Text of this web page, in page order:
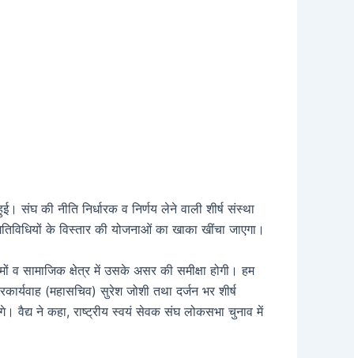
की नीति निर्धारक व निर्णय लेने वाली शीर्ष संस्था
के विस्तार की योजनाओं का खाका खींचा जाएगा।
व सामाजिक क्षेत्र में उसके असर की समीक्षा होगी। हम
(महासचिव) सुरेश जोशी तथा दर्जन भर शीर्ष
वैद्य ने कहा, राष्ट्रीय स्वयं सेवक संघ लोकसभा चुनाव में